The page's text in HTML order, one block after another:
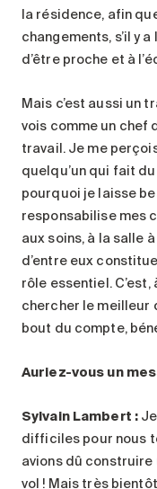
la résidence, afin
changements, s’il y
d’être proche et à
Mais c’est aussi un
vois comme un chef
travail. Je me
quelqu’un qui fait du
pourquoi je laisse
responsabilise mes
aux soins, à la salle
d’entre eux
rôle essentiel. C’est,
chercher le meilleur
bout du compte,
Auriez-vous un
Sylvain Lambert :
difficiles pour nous
avions dû construire
vol ! Mais très